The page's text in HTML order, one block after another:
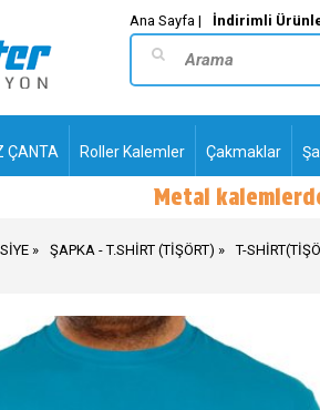
Ana Sayfa | İndirimli
ÇANTA Roller Kalemler Çakmaklar
ŞAPKA - T.SHİRT (TİŞÖRT) T-